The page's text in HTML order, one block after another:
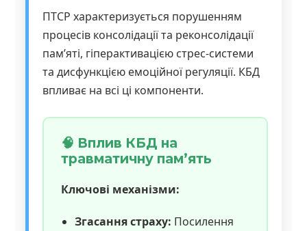
ПТСР характеризується порушенням
процесів консолідації та реконсолідації
пам’яті, гіперактивацією стрес-системи
та дисфункцією емоційної регуляції. КБД
впливає на всі ці компоненти.
🧠 Вплив КБД на
травматичну пам’ять
Ключові механізми:
Згасання страху: Посилення